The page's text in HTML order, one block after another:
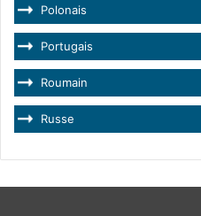
Polonais
Portugais
Roumain
Russe